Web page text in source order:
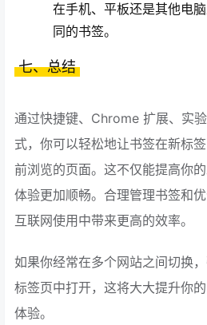
在手机、平板还是其他电
同的书签。
七、总结
通过快捷键、Chrome 扩展、实
式，你可以轻松地让书签在新标
前浏览的页面。这不仅能提高你
体验更加顺畅。合理管理书签和
互联网使用中带来更高的效率。
如果你经常在多个网站之间切换
标签页中打开，这将大大提升你
体验。